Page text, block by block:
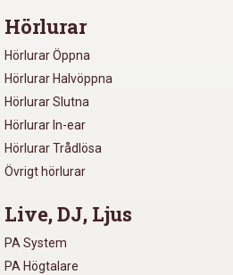
Hörlurar
Hörlurar Öppna
Hörlurar Halvöppna
Hörlurar Slutna
Hörlurar In-ear
Hörlurar Trådlösa
Övrigt hörlurar
Live, DJ, Ljus
PA System
PA Högtalare